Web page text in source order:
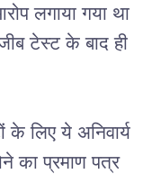
लगाया गया था
टेस्ट के बाद ही
के लिए ये अनिवार्य
का प्रमाण पत्र